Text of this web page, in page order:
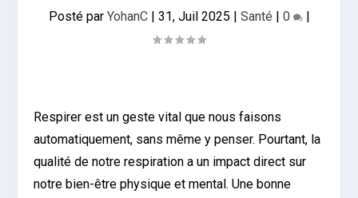
Posté par YohanC| 31, Juil 2025 | Santé | 0 |
Respirer est un geste vital que nous faisons
automatiquement, sans même y penser. Pourtant, la
qualité de notre respiration a un impact direct sur
notre bien-être physique et mental. Une bonne